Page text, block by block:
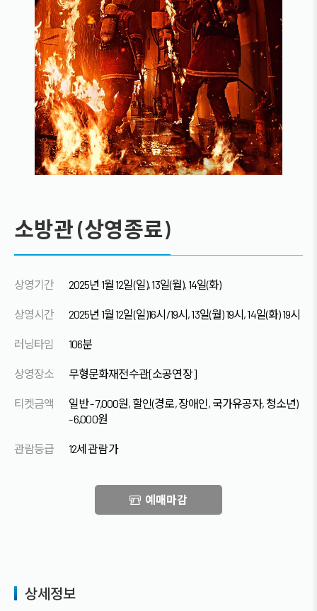
소방관 (상영종료)
상영기간 2025년 1월 12일(일), 13일(월), 14일(화)
상영시간 2025년 1월 12일(일)16시/19시, 13일(월) 19시, 14일(화) 19시
러닝타임 106분
상영장소 무형문화재전수관[소공연장]
티켓금액
일반 - 7,000원, 할인(경로, 장애인, 국가유공자, 청소년)
- 6,000원
관람등급 12세 관람가
예매마감
상세정보